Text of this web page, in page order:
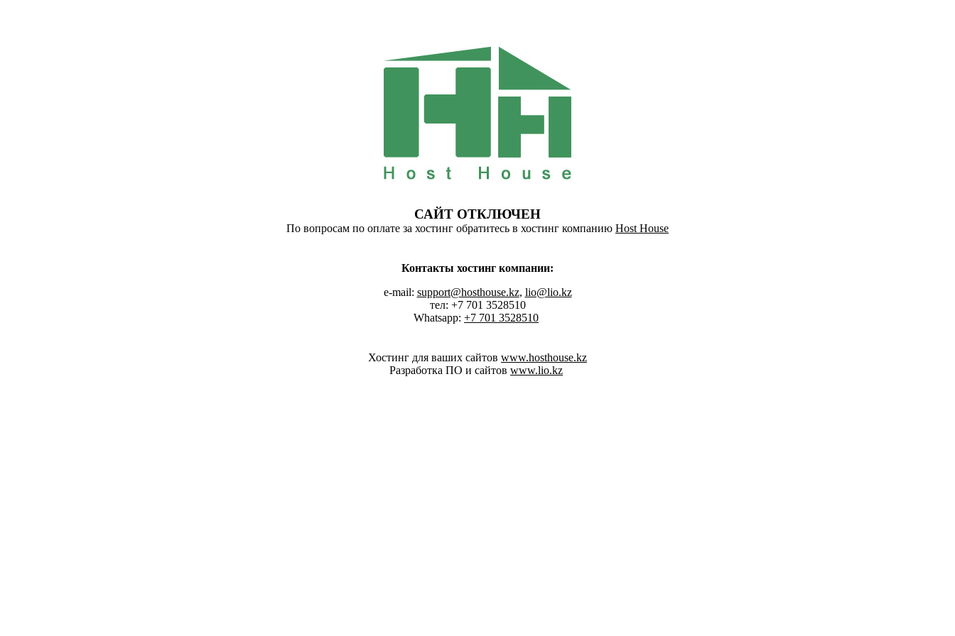
САЙТ ОТКЛЮЧЕН
По вопросам по оплате за хостинг обратитесь в хостинг компанию Host House
Контакты хостинг компании:
e-mail: support@hosthouse.kz, lio@lio.kz
тел: +7 701 3528510
Whatsapp: +7 701 3528510
Хостинг для ваших сайтов www.hosthouse.kz
Разработка ПО и сайтов www.lio.kz